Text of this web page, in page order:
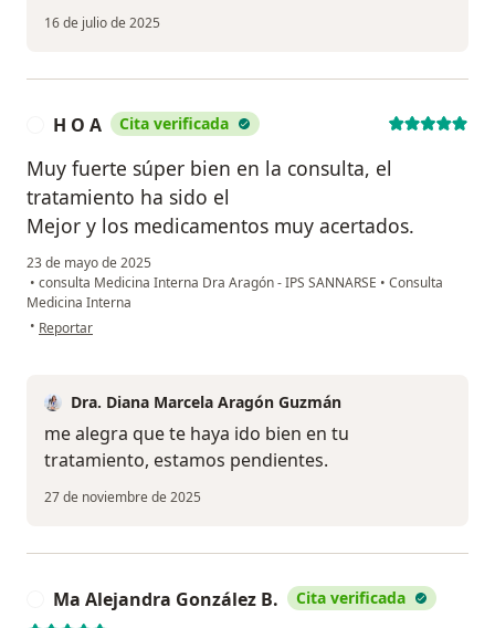
16 de julio de 2025
H O A Cita verificada
Muy fuerte súper bien en la consulta, el
tratamiento ha sido el
Mejor y los medicamentos muy acertados.
23 de mayo de 2025
• consulta Medicina Interna Dra Aragón - IPS SANNARSE • Consulta
Medicina Interna
• en opinión del usuario H O A
Reportar
Dra. Diana Marcela Aragón Guzmán
me alegra que te haya ido bien en tu
tratamiento, estamos pendientes.
27 de noviembre de 2025
Ma Alejandra González B. Cita verificada